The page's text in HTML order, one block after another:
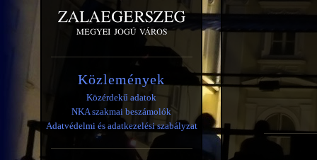
Közlemények
Közérdekű adatok
NKA szakmai beszámolók
Adatvédelmi és adatkezelési szabályzat